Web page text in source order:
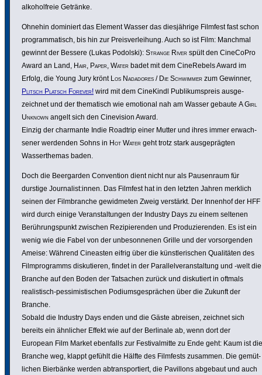
alko­hol­freie Getränke.
Ohnehin dominiert das Element Wasser das dies­jäh­rige Filmfest fast schon
program­ma­tisch, bis hin zur Preis­ver­lei­hung. Auch so ist Film: Manchmal
gewinnt der Bessere (Lukas Podolski): Strange River spült den CineCoPro
Award an Land, Hair, Paper, Water badet mit dem CineRe­bels Award im
Erfolg, die Young Jury krönt Los Nadadores / Die Schwimmer zum Gewinner,
Plitsch Platsch Forever! wird mit dem CineKindl Publi­kums­preis ausge­
zeichnet und der thema­tisch wie emotional nah am Wasser gebaute A Girl
Unknown angelt sich den Cine­vi­sion Award.
Einzig der charmante Indie Roadtrip einer Mutter und ihres immer erwach­
sener werdenden Sohns in Hot Water geht trotz stark ausge­prägten
Wasser­themas baden.
Doch die Beer­garden Conven­tion dient nicht nur als Pausen­raum für
durstige Jour­na­list:innen. Das Filmfest hat in den letzten Jahren merklich
seinen der Film­branche gewid­meten Zweig verstärkt. Der Innenhof der HFF
wird durch einige Veran­stal­tungen der Industry Days zu einem seltenen
Berüh­rungs­punkt zwischen Rezi­pie­renden und Produ­zie­renden. Es ist ein
wenig wie die Fabel von der unbe­son­nenen Grille und der vorsor­genden
Ameise: Während Cineasten eifrig über die künst­le­ri­schen Quali­täten des
Film­pro­gramms disku­tieren, findet in der Paral­lel­ver­an­stal­tung und -welt die
Branche auf den Boden der Tatsachen zurück und disku­tiert in oftmals
realis­tisch-pessi­mis­ti­schen Podi­ums­ge­sprächen über die Zukunft der
Branche.
Sobald die Industry Days enden und die Gäste abreisen, zeichnet sich
bereits ein ähnlicher Effekt wie auf der Berlinale ab, wenn dort der
European Film Market ebenfalls zur Festi­val­mitte zu Ende geht: Kaum ist die
Branche weg, klappt gefühlt die Hälfte des Filmfests zusammen. Die gemüt­
li­chen Bierbänke werden abtrans­por­tiert, die Pavillons abgebaut und auch